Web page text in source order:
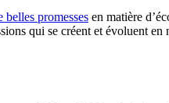
belles promesses en matière
qui se créent et évoluent